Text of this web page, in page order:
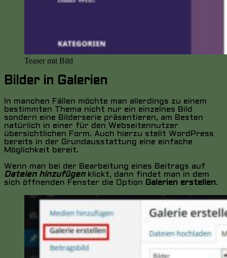
Teaser mit Bild
Bilder in Galerien
In manchen Fällen möchte man allerdings zu einem
bestimmten Thema nicht nur ein einzelnes Bild
sondern eine Bilderserie präsentieren, am Besten
natürlich in einer für den Webseitennutzer
übersichtlichen Form. Auch hierzu stellt WordPress
bereits in der Grundausstattung eine einfache
Möglichkeit bereit.
Wenn man bei der Bearbeitung eines Beitrags auf
Dateien hinzufügenklickt, dann findet man in dem
sich öffnenden Fenster die Option Galerien erstellen.